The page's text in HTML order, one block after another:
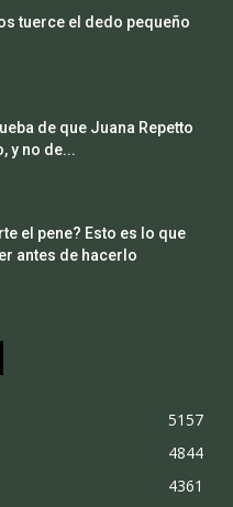
tuerce el dedo pequeño
de que Juana Repetto
y no de...
el pene? Esto es lo que
antes de hacerlo
5157
4844
4361